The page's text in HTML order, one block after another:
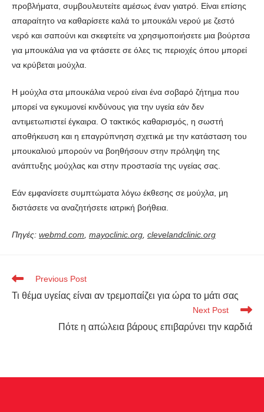
προβλήματα, συμβουλευτείτε αμέσως έναν γιατρό. Είναι επίσης
απαραίτητο να καθαρίσετε καλά το μπουκάλι νερού με ζεστό
νερό και σαπούνι και σκεφτείτε να χρησιμοποιήσετε μια βούρτσα
για μπουκάλια για να φτάσετε σε όλες τις περιοχές όπου μπορεί
να κρύβεται μούχλα.
Η μούχλα στα μπουκάλια νερού είναι ένα σοβαρό ζήτημα που
μπορεί να εγκυμονεί κινδύνους για την υγεία εάν δεν
αντιμετωπιστεί έγκαιρα. Ο τακτικός καθαρισμός, η σωστή
αποθήκευση και η επαγρύπνηση σχετικά με την κατάσταση του
μπουκαλιού μπορούν να βοηθήσουν στην πρόληψη της
ανάπτυξης μούχλας και στην προστασία της υγείας σας.
Εάν εμφανίσετε συμπτώματα λόγω έκθεσης σε μούχλα, μη
διστάσετε να αναζητήσετε ιατρική βοήθεια.
Πηγές: webmd.com mayoclinic.org clevelandclinic.org
Previous Post
Τι θέμα υγείας είναι αν τρεμοπαίζει για ώρα το μάτι σας
Next Post
Πότε η απώλεια βάρους επιβαρύνει την καρδιά